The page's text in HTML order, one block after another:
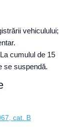
vehiculului;
cumulul de 15
se suspendă.
cat. B